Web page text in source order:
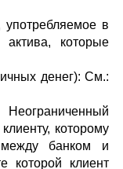
в
которые
денег): См.:
которому
между банком и
которой клиент